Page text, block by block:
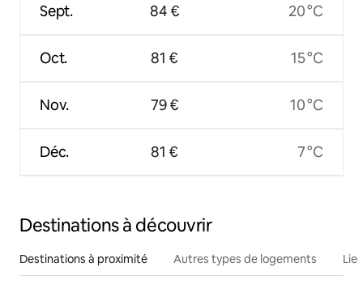
Sept.
Oct.
Nov.
Déc.
84 €
81 €
79 €
81 €
20 °C
15 °C
10 °C
7 °C
Destinations à découvrir
Destinations à proximité Autres types de logements